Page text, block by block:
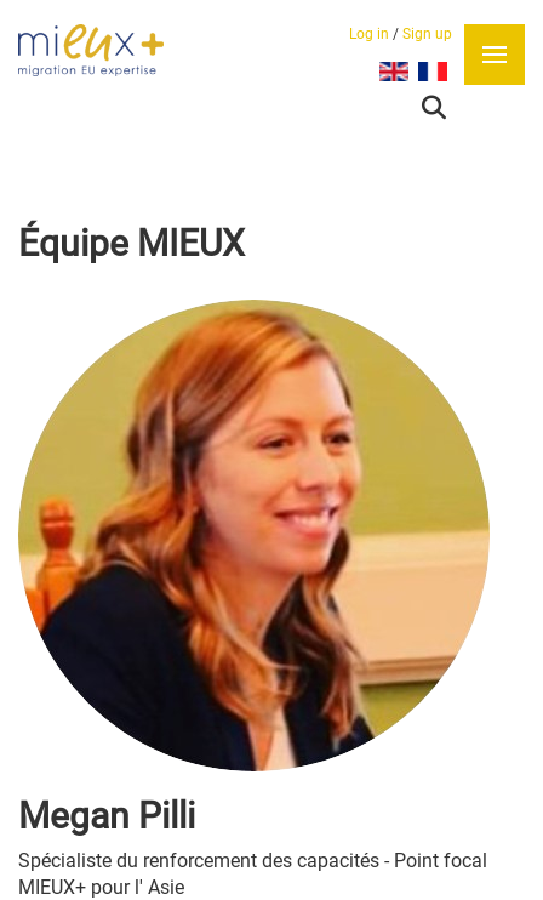
Log in / Sign up
Sélectionnez votre
Équipe MIEUX
Megan Pilli
Spécialiste du renforcement des capacités - Point focal
MIEUX+ pour l' Asie